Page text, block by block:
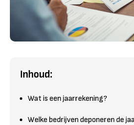
Inhoud:
Wat is een jaarrekening?
Welke bedrijven deponeren de